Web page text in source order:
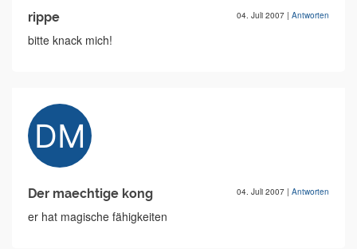
rippe 04. Juli 2007 | Antworten
bitte knack mich!
Der maechtige kong 04. Juli 2007 | Antworten
er hat magische fähigkeiten